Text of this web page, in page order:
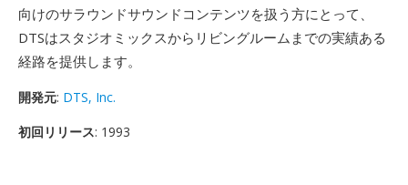
向けのサラウンドサウンドコンテンツを扱う方にとって、
DTSはスタジオミックスからリビングルームまでの実績ある
経路を提供します。
開発元: DTS, Inc.
初回リリース: 1993